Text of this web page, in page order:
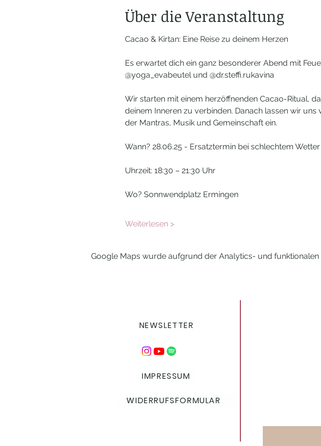
Über die Veranstaltung
Cacao & Kirtan: Eine Reise zu deinem Herzen
Es erwartet dich ein ganz besonderer Abend mit
@yoga_evabeutel und @dr.steffi.rukavina
Wir starten mit einem herzöffnenden Cacao-Ritual,
deinem Inneren zu verbinden. Danach lassen wir
der Mantras, Musik und Gemeinschaft ein.
Wann? 28.06.25 - Ersatztermin bei schlechtem
Uhrzeit: 18:30 – 21:30 Uhr
Wo? Sonnwendplatz Ermingen
Weiterlesen >
Google Maps wurde aufgrund der Analytics- und
NEWSLETTER
IMPRESSUM
WIDERRUFSFORMULAR